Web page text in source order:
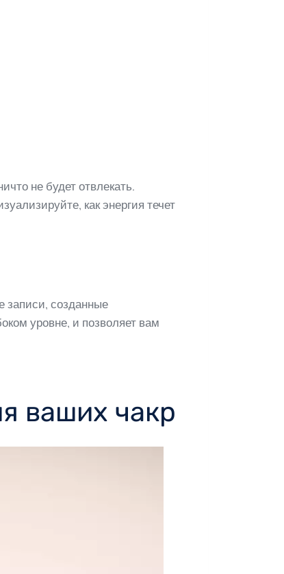
не будет отвлекать.
как энергия течет
записи, созданные
уровне, и позволяет вам
ваших чакр